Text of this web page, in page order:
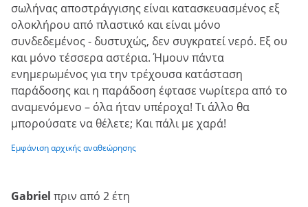
σωλήνας αποστράγγισης είναι κατασκευασμένος εξ
ολοκλήρου από πλαστικό και είναι μόνο
συνδεδεμένος - δυστυχώς, δεν συγκρατεί νερό. Εξ ου
και μόνο τέσσερα αστέρια. Ήμουν πάντα
ενημερωμένος για την τρέχουσα κατάσταση
παράδοσης και η παράδοση έφτασε νωρίτερα από το
αναμενόμενο – όλα ήταν υπέροχα! Τι άλλο θα
μπορούσατε να θέλετε; Και πάλι με χαρά!
Εμφάνιση αρχικής αναθεώρησης
Gabriel πριν από 2 έτη